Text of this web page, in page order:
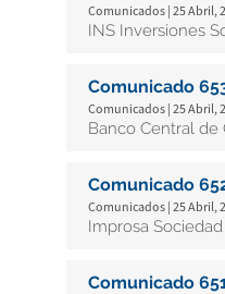
Comunicados | 25 Abril,
INS Inversiones
Comunicado
Comunicados | 25 Abril,
Banco Central
Comunicado
Comunicados | 25 Abril,
Improsa
Comunicado